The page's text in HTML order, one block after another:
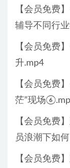
【会员免费
辅导不同行
【会员免费
升.mp4
【会员免费
茫”现场
【会员免费
员浪潮下如
【会员免费